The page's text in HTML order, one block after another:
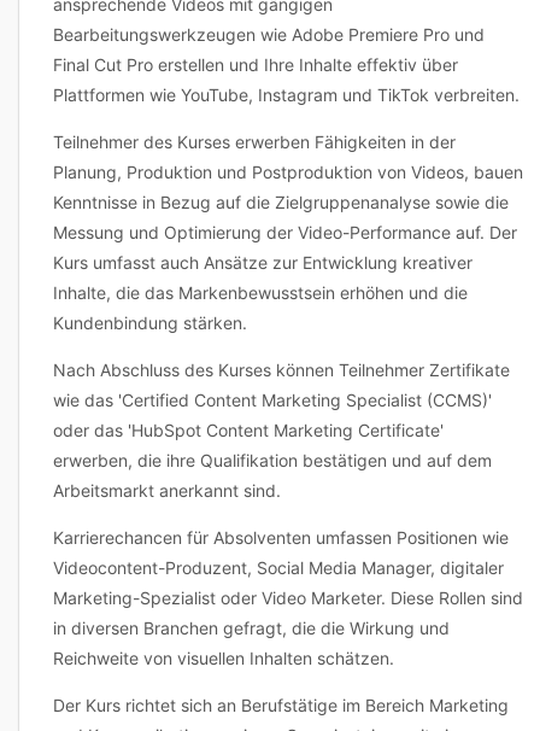
ansprechende Videos mit gängigen
Bearbeitungswerkzeugen wie Adobe Premiere Pro und
Final Cut Pro erstellen und Ihre Inhalte effektiv über
Plattformen wie YouTube, Instagram und TikTok verbreiten.
Teilnehmer des Kurses erwerben Fähigkeiten in der
Planung, Produktion und Postproduktion von Videos, bauen
Kenntnisse in Bezug auf die Zielgruppenanalyse sowie die
Messung und Optimierung der Video-Performance auf. Der
Kurs umfasst auch Ansätze zur Entwicklung kreativer
Inhalte, die das Markenbewusstsein erhöhen und die
Kundenbindung stärken.
Nach Abschluss des Kurses können Teilnehmer Zertifikate
wie das 'Certified Content Marketing Specialist (CCMS)'
oder das 'HubSpot Content Marketing Certificate'
erwerben, die ihre Qualifikation bestätigen und auf dem
Arbeitsmarkt anerkannt sind.
Karrierechancen für Absolventen umfassen Positionen wie
Videocontent-Produzent, Social Media Manager, digitaler
Marketing-Spezialist oder Video Marketer. Diese Rollen sind
in diversen Branchen gefragt, die die Wirkung und
Reichweite von visuellen Inhalten schätzen.
Der Kurs richtet sich an Berufstätige im Bereich Marketing